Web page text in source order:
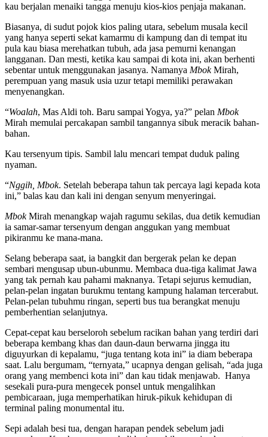
kau berjalan menaiki tangga menuju kios-kios penjaja makanan.
Biasanya, di sudut pojok kios paling utara, sebelum musala kecil
yang hanya seperti sekat kamarmu di kampung dan di tempat itu
pula kau biasa merehatkan tubuh, ada jasa pemurni kenangan
langganan. Dan mesti, ketika kau sampai di kota ini, akan berhenti
sebentar untuk menggunakan jasanya. Namanya MbokMirah,
perempuan yang masuk usia uzur tetapi memiliki perawakan
menyenangkan.
“Woalah, Mas Aldi toh. Baru sampai Yogya, ya?” pelan Mbok
Mirah memulai percakapan sambil tangannya sibuk meracik bahan-
bahan.
Kau tersenyum tipis. Sambil lalu mencari tempat duduk paling
nyaman.
“Nggih, Mbok. Setelah beberapa tahun tak percaya lagi kepada kota
ini,” balas kau dan kali ini dengan senyum menyeringai.
MbokMirah menangkap wajah ragumu sekilas, dua detik kemudian
ia samar-samar tersenyum dengan anggukan yang membuat
pikiranmu ke mana-mana.
Selang beberapa saat, ia bangkit dan bergerak pelan ke depan
sembari mengusap ubun-ubunmu. Membaca dua-tiga kalimat Jawa
yang tak pernah kau pahami maknanya. Tetapi sejurus kemudian,
pelan-pelan ingatan burukmu tentang kampung halaman tercerabut.
Pelan-pelan tubuhmu ringan, seperti bus tua berangkat menuju
pemberhentian selanjutnya.
Cepat-cepat kau berseloroh sebelum racikan bahan yang terdiri dari
beberapa kembang khas dan daun-daun berwarna jingga itu
diguyurkan di kepalamu, “juga tentang kota ini” ia diam beberapa
saat. Lalu bergumam, “ternyata,” ucapnya dengan gelisah, “ada juga
orang yang membenci kota ini” dan kau tidak menjawab. Hanya
sesekali pura-pura mengecek ponsel untuk mengalihkan
pembicaraan, juga memperhatikan hiruk-pikuk kehidupan di
terminal paling monumental itu.
Sepi adalah besi tua, dengan harapan pendek sebelum jadi